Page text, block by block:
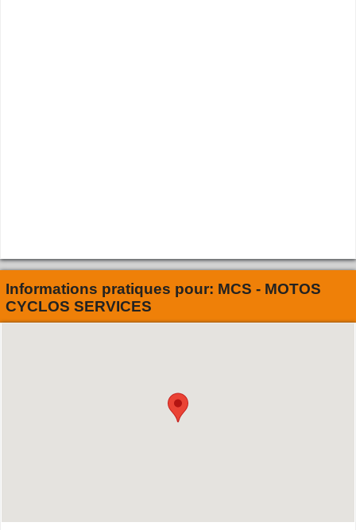
Informations pratiques pour: MCS - MOTOS
CYCLOS SERVICES